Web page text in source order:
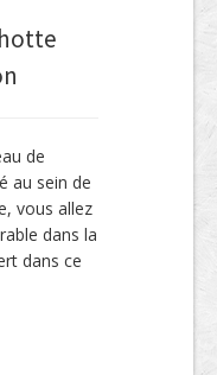
de
au sein de
vous allez
dans la
dans ce